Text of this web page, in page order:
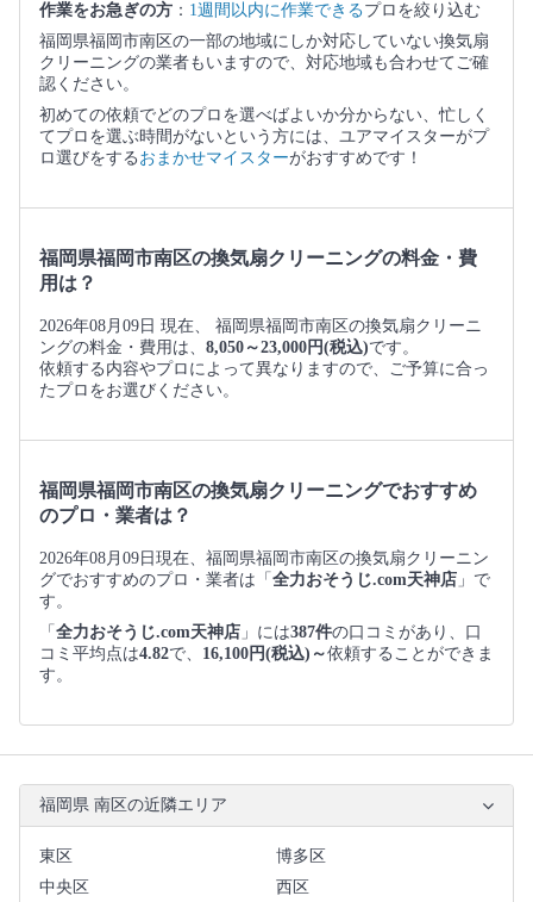
作業をお急ぎの方 ： 1週間以内に作業できるプロを絞り込む
福岡県福岡市南区の一部の地域にしか対応していない換気扇
クリーニングの業者もいますので、対応地域も合わせてご確
認ください。
初めての依頼でどのプロを選べばよいか分からない、忙しく
てプロを選ぶ時間がないという方には、ユアマイスターがプ
ロ選びをする おまかせマイスターがおすすめです！
福岡県福岡市南区の換気扇クリーニングの料金・費
用は？
2026年08月09日 現在、 福岡県福岡市南区の換気扇クリーニ
ングの料金・費用は、 8,050～23,000円(税込)です。
依頼する内容やプロによって異なりますので、ご予算に合っ
たプロをお選びください。
福岡県福岡市南区の換気扇クリーニングでおすすめ
のプロ・業者は？
2026年08月09日現在、福岡県福岡市南区の換気扇クリーニン
グでおすすめのプロ・業者は「 全力おそうじ.com天神店 」で
す。
「 全力おそうじ.com天神店 」には387件の口コミがあり、口
コミ平均点は4.82で、 16,100円(税込)～依頼することができま
す。
福岡県 南区の近隣エリア
東区
博多区
中央区
西区